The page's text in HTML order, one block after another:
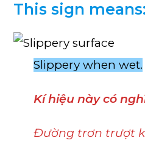
This sign means:
Slippery when wet.
Kí hiệu này có
Đường trơn trượt